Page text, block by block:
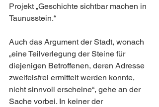
Projekt „Geschichte sichtbar machen in
Taunusstein.“
Auch das Argument der Stadt, wonach
„eine Teilverlegung der Steine für
diejenigen Betroffenen, deren Adresse
zweifelsfrei ermittelt werden konnte,
nicht sinnvoll erscheine“, gehe an der
Sache vorbei. In keiner der